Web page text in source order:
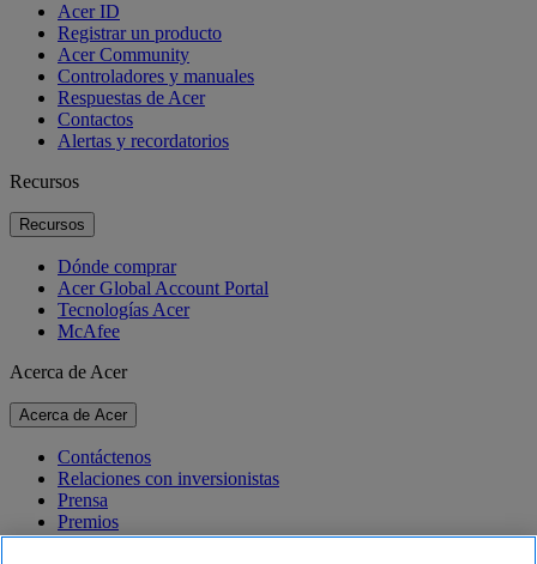
Acer ID
Registrar un producto
Acer Community
Controladores y manuales
Respuestas de Acer
Contactos
Alertas y recordatorios
Recursos
Recursos
Dónde comprar
Acer Global Account Portal
Tecnologías Acer
McAfee
Acerca de Acer
Acerca de Acer
Contáctenos
Relaciones con inversionistas
Prensa
Premios
Eventos